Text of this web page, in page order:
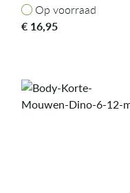
Op voorraad
Op voorraad
€ 16,95